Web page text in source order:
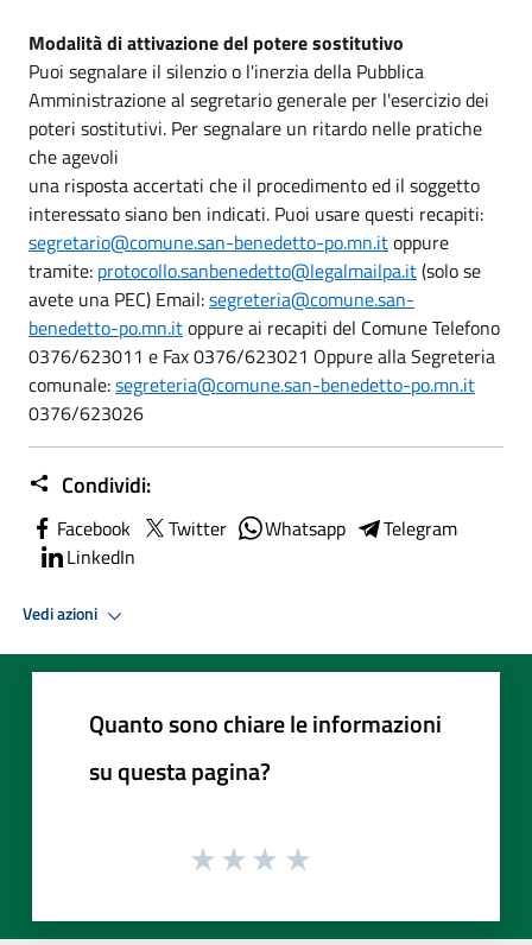
Modalità di attivazione del potere sostitutivo
Puoi segnalare il silenzio o l'inerzia della Pubblica
Amministrazione al segretario generale per l'esercizio dei
poteri sostitutivi. Per segnalare un ritardo nelle pratiche
che agevoli
una risposta accertati che il procedimento ed il soggetto
interessato siano ben indicati. Puoi usare questi recapiti:
segretario@comune.san-benedetto-po.mn.itoppure
tramite: protocollo.sanbenedetto@legalmailpa.it(solo se
avete una PEC) Email:segreteria@comune.san-
benedetto-po.mn.itoppure ai recapiti del Comune Telefono
0376/623011 e Fax 0376/623021 Oppure alla Segreteria
comunale:segreteria@comune.san-benedetto-po.mn.it
0376/623026
Condividi:
Facebook Twitter Whatsapp
Telegram
LinkedIn
Vedi azioni
Quanto sono chiare le informazioni
su questa pagina?